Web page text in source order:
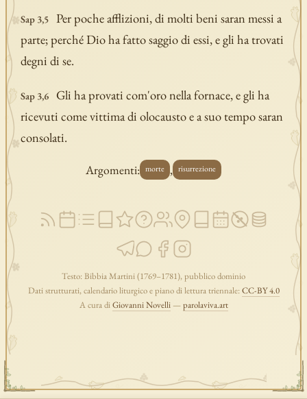
Sap 3,5
Per poche afflizioni, di molti beni saran messi a
parte; perché Dio ha fatto saggio di essi, e gli ha trovati
degni di se.
Sap 3,6
Gli ha provati com'oro nella fornace, e gli ha
ricevuti come vittima di olocausto e a suo tempo saran
consolati.
Argomenti: morte , risurrezione
Testo: Bibbia Martini (1769–1781), pubblico dominio
Dati strutturati, calendario liturgico e piano di lettura triennale: CC-BY 4.0
A cura diGiovanni Novelli—parolaviva.art